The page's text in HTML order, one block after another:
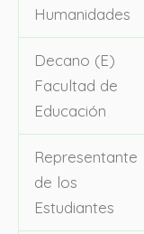
Humanidades
Decano (E)
Facultad de
Educación
Representante
de los
Estudiantes